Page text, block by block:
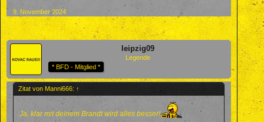
9. November 2024
leipzig09
Legende
* BFD - Mitglied *
Zitat von Manni666: ↑
Ja, klar mit deinem Brandt wird alles besser!